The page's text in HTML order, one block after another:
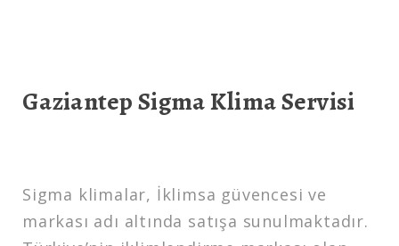
Gaziantep Sigma Klima Servisi
Sigma klimalar, İklimsa güvencesi ve
markası adı altında satışa sunulmaktadır.